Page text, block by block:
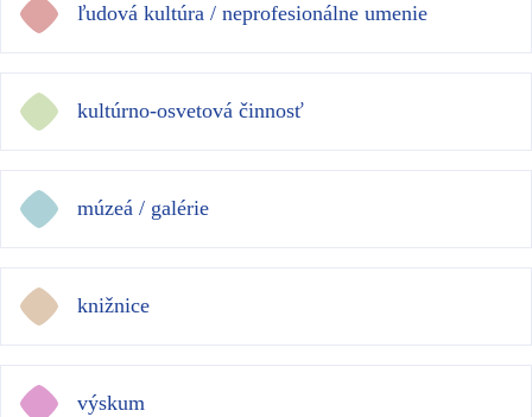
ľudová kultúra / neprofesionálne umenie
kultúrno-osvetová činnosť
múzeá / galérie
knižnice
výskum